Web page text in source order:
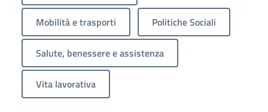
Mobilità e trasporti Politiche Sociali
Salute, benessere e assistenza
Vita lavorativa